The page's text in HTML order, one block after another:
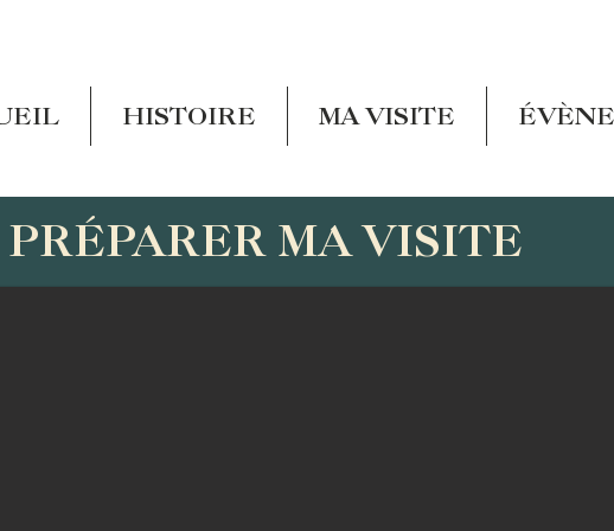
HISTOIRE MA VISITE
PRÉPARER MA VISITE